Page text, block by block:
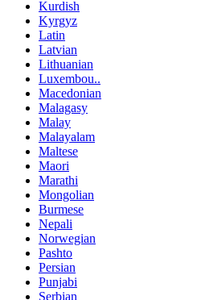
Kurdish
Kyrgyz
Latin
Latvian
Lithuanian
Luxembou..
Macedonian
Malagasy
Malay
Malayalam
Maltese
Maori
Marathi
Mongolian
Burmese
Nepali
Norwegian
Pashto
Persian
Punjabi
Serbian